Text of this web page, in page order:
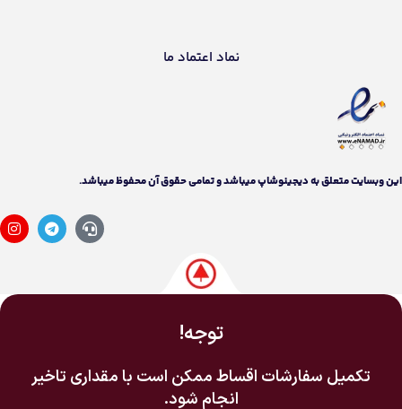
نماد اعتماد ما
اين وبسايت متعلق به دیجینوشاپ ميباشد و تمامی حقوق آن محفوظ ميباشد.
توجه!
تکمیل سفارشات اقساط ممکن است با مقداری تاخیر
انجام شود.